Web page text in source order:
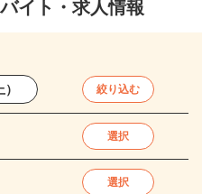
イト・求人情報
絞り込む
選択
選択